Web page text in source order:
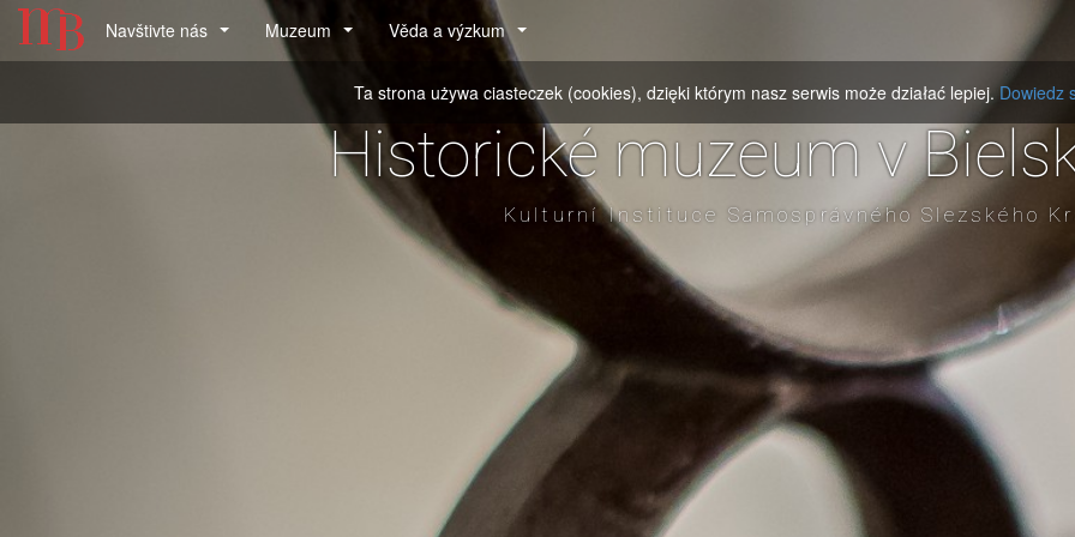
Main
menu
Navštivte nás Muzeum Věda a výzkum
Historické muzeum v
Kulturní Instituce Samosprávného Slezského
Ta strona używa ciasteczek (cookies), dzięki którym nasz serwis może działać lepiej. Dowiedz